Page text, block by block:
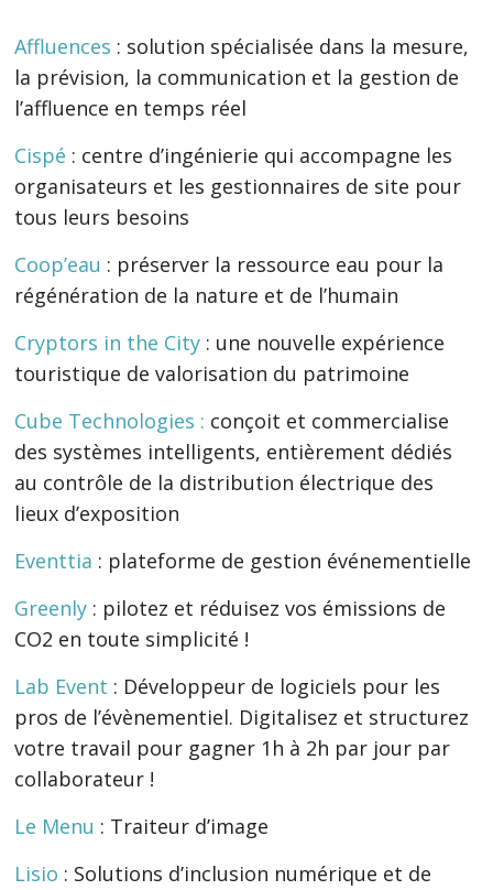
Affluences : solution spécialisée dans la mesure,
la prévision, la communication et la gestion de
l’affluence en temps réel
Cispé : centre d’ingénierie qui accompagne les
organisateurs et les gestionnaires de site pour
tous leurs besoins
Coop’eau : préserver la ressource eau pour la
régénération de la nature et de l’humain
Cryptors in the City : une nouvelle expérience
touristique de valorisation du patrimoine
Cube Technologies : conçoit et commercialise
des systèmes intelligents, entièrement dédiés
au contrôle de la distribution électrique des
lieux d’exposition
Eventtia : plateforme de gestion événementielle
Greenly : pilotez et réduisez vos émissions de
CO2 en toute simplicité !
Lab Event : Développeur de logiciels pour les
pros de l’évènementiel. Digitalisez et structurez
votre travail pour gagner 1h à 2h par jour par
collaborateur !
Le Menu : Traiteur d’image
Lisio : Solutions d’inclusion numérique et de